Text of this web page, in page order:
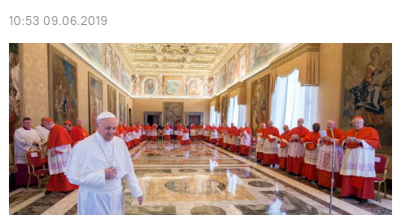
10:53 09.06.2019